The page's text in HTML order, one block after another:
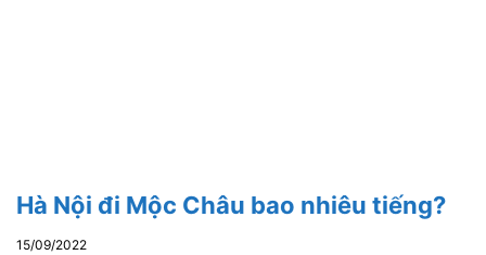
Hà Nội đi Mộc Châu bao nhiêu tiếng?
15/09/2022